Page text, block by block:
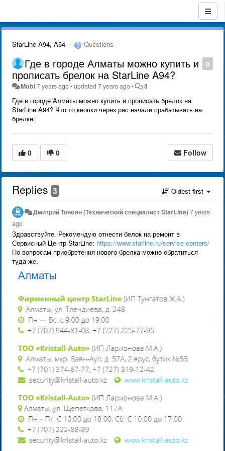
StarLine A94, A64 Questions
0
Где в городе Алматы можно купить и
прописать брелок на StarLine A94?
Mobi7 years ago•updated7 years ago• 3
Где в городе Алматы можно купить и прописать брелок на
StarLine A94? Что то кнопки через рас начали срабатывать на
брелке.
0 0 Follow
Replies 3 Oldest first
Дмитрий Тонoян (Технический специалист StarLine)7 years
ago
Здравствуйте. Рекомендую отнести белок на ремонт в
Сервисный Центр StarLine: https://www.starline.ru/service-centers/
По вопросам приобретения нового брелка можно обратиться
туда же.